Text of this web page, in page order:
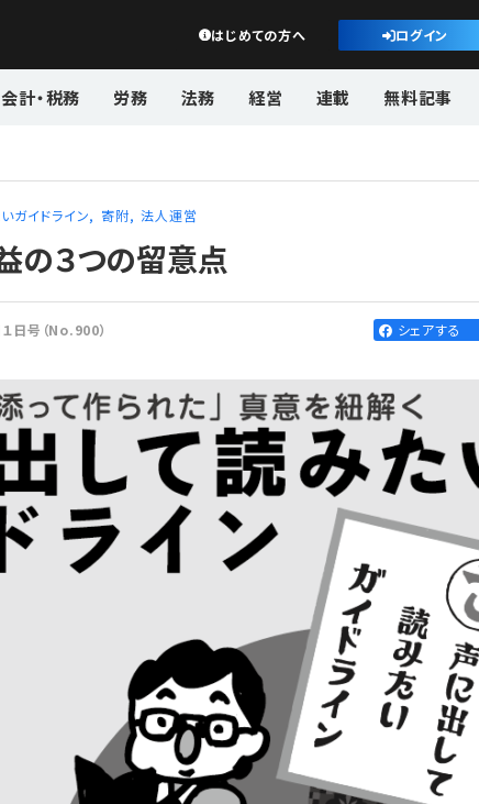
公益・一般法
はじめての方へ ログイン
会計・税務 労務 法務 経営 連載 無料記事
ガイドライン 寄附 法人運営
の３つの留意点
１日号（No.900） シェアする